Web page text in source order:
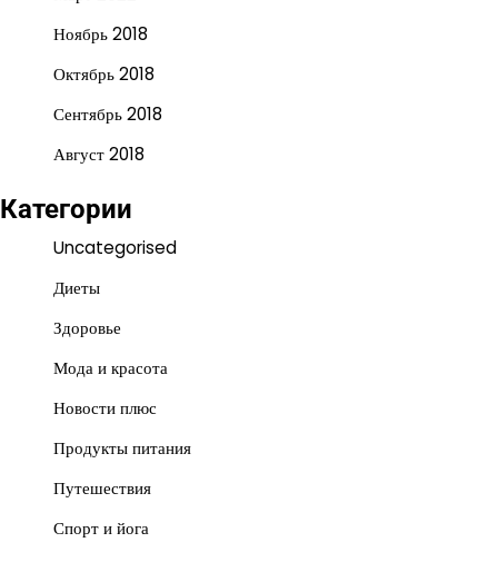
Ноябрь 2018
Октябрь 2018
Сентябрь 2018
Август 2018
Категории
Uncategorised
Диеты
Здоровье
Мода и красота
Новости плюс
Продукты питания
Путешествия
Спорт и йога